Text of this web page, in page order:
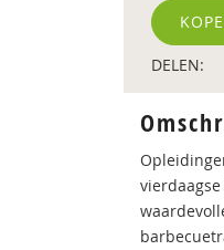
DELEN: